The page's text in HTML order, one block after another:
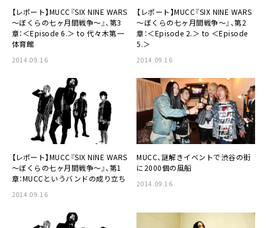
【レポート】MUCC『SIX NINE WARS
～ぼくらの七ヶ月間戦争～』、第3
章：＜Episode 6.＞ to 代々木第一
体育館
2014.09.16
【レポート】MUCC『SIX NINE WARS
～ぼくらの七ヶ月間戦争～』、第2
章：＜Episode 2.＞ to ＜Episode
5.＞
2014.09.16
【レポート】MUCC『SIX NINE WARS
～ぼくらの七ヶ月間戦争～』、第1
章：MUCCというバンドの成り立ち
2014.09.16
MUCC、謎解きイベントで渋谷の街
に2000個の風船
2014.09.16